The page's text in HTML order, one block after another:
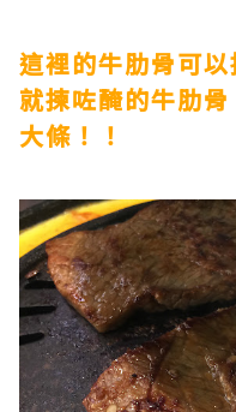
這裡的牛肋骨可
就揀咗醃的牛肋
大條！！